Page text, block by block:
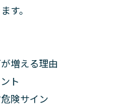
す。
増える理由
ト
険サイン